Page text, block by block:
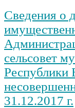
Сведения о
сельсовет
Республики
31.12.2017 г.